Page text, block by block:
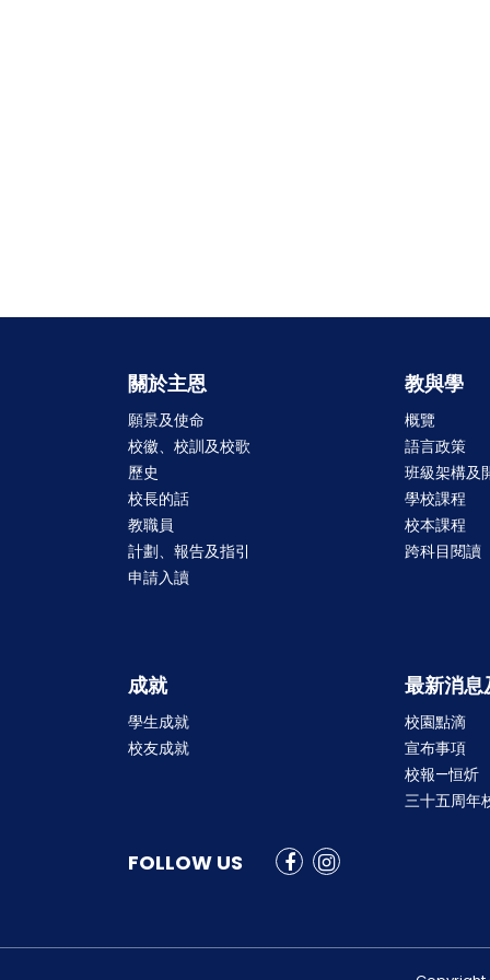
關於主恩
願景及使命
校徽、校訓及校歌
歷史
校長的話
教職員
計劃、報告及指引
申請入讀
教與學
概覽
語言政策
班級架構及
學校課程
校本課程
跨科目閱讀
成就
學生成就
校友成就
最新消息
校園點滴
宣布事項
校報—恒炘
三十五周年
FOLLOW US